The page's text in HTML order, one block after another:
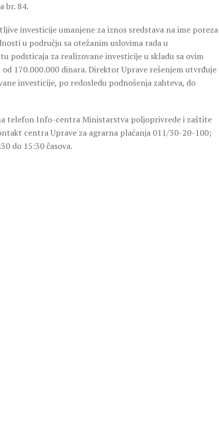
br. 84.
investicije umanjene za iznos sredstava na ime poreza
u području sa otežanim uslovima rada u
podsticaja za realizovane investicije u skladu sa ovim
170.000.000 dinara. Direktor Uprave rešenjem utvrđuje
investicije, po redosledu podnošenja zahteva, do
telefon Info-centra Ministarstva poljoprivrede i zaštite
centra Uprave za agrarna plaćanja 011/30-20-100;
do 15:30 časova.